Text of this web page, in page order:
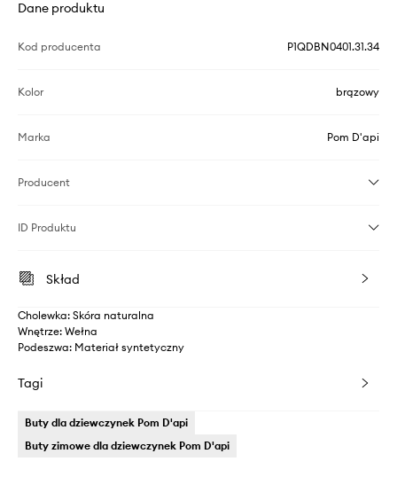
Dane produktu
Kod producenta P1QDBN0401.31.34
Kolor brązowy
Marka Pom D'api
Producent
ID Produktu
Skład
Cholewka: Skóra naturalna
Wnętrze: Wełna
Podeszwa: Materiał syntetyczny
Tagi
Buty dla dziewczynek Pom D'api
Buty zimowe dla dziewczynek Pom D'api